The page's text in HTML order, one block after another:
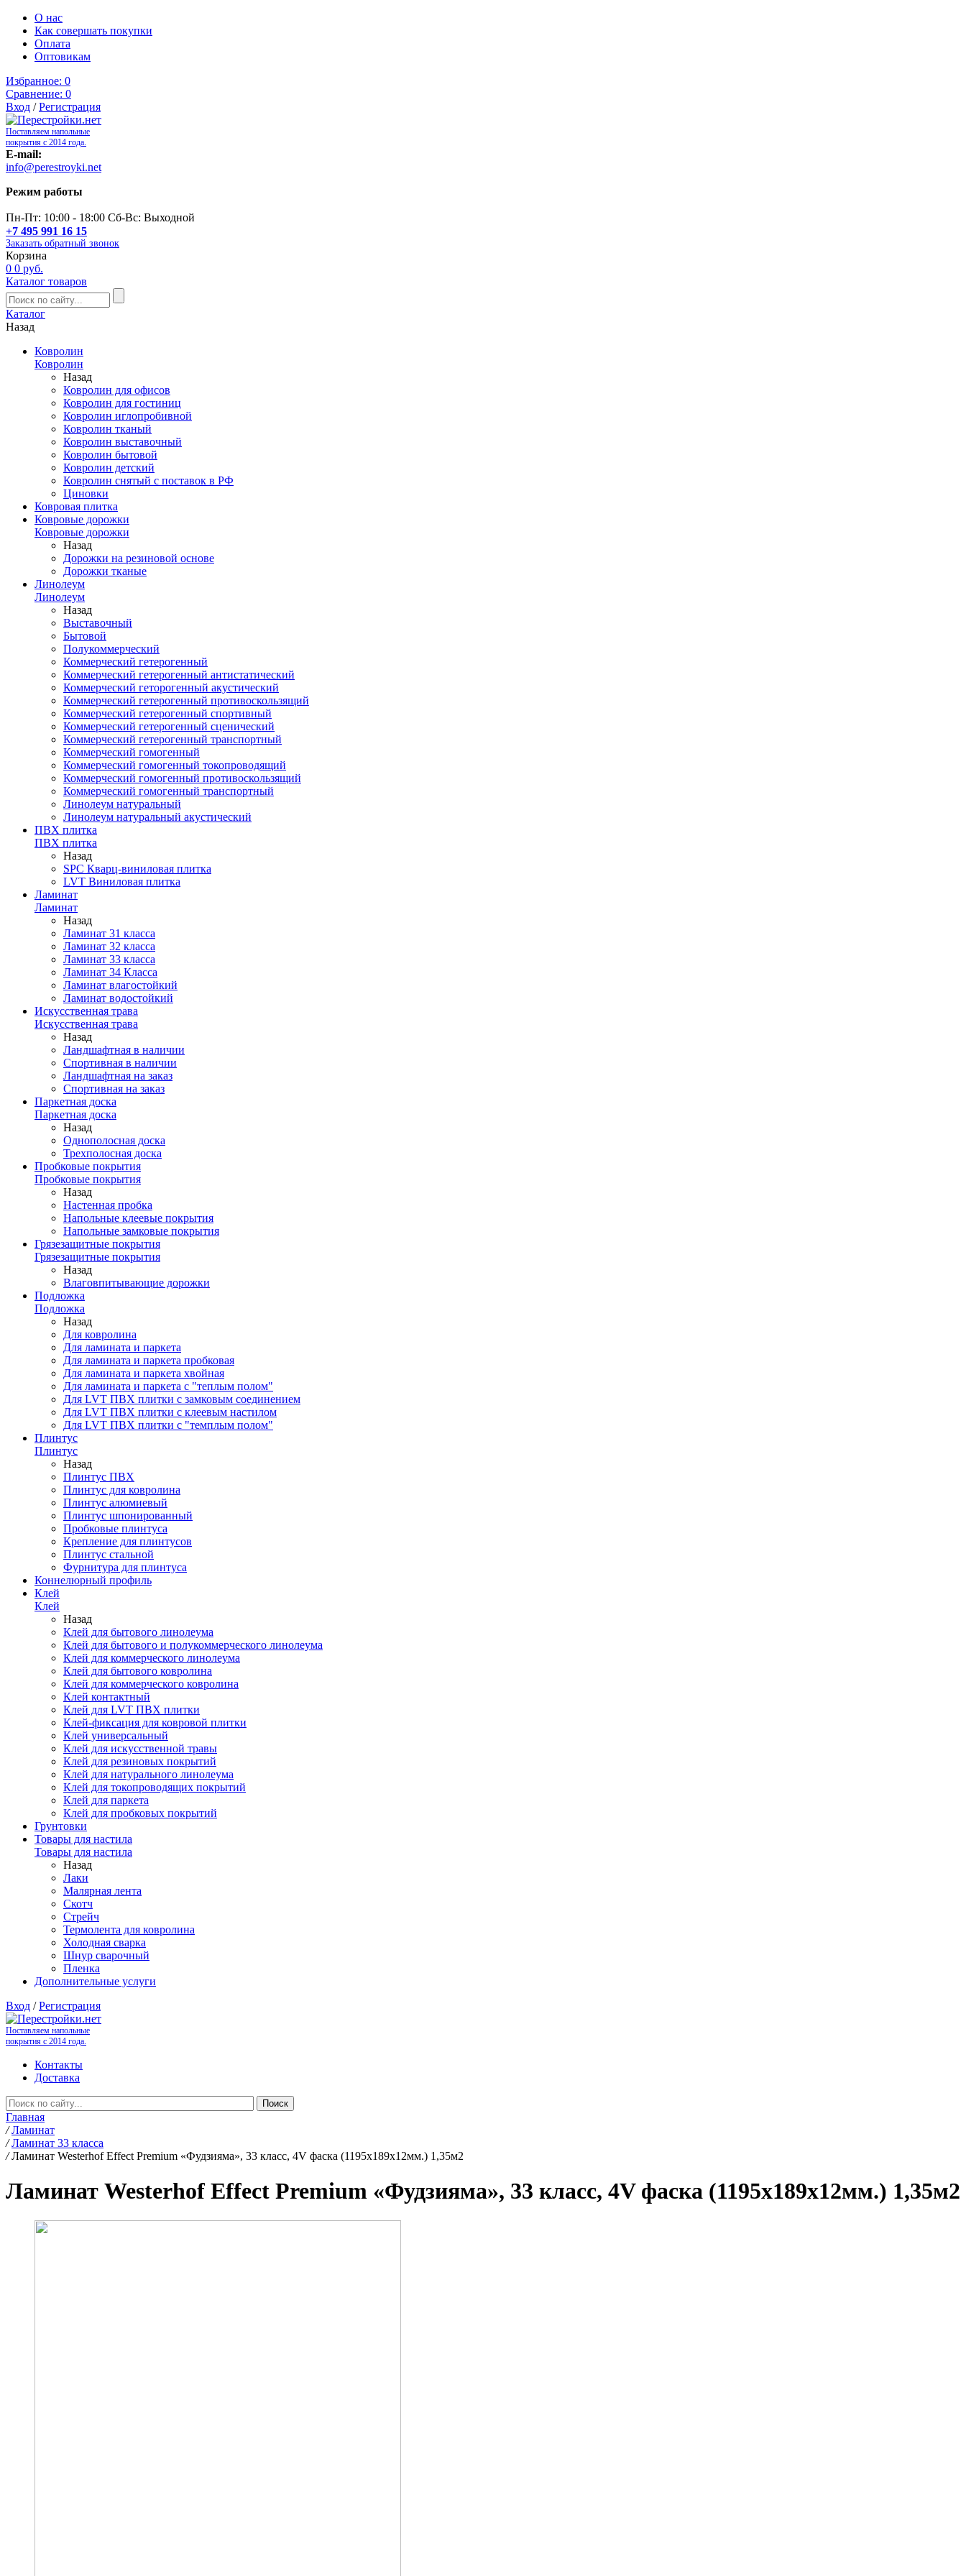
О нас
Как совершать покупки
Оплата
Оптовикам
Избранное: 0
Сравнение: 0
Вход /Регистрация
Поставляем напольные
покрытия с 2014 года.
E-mail:
info@perestroyki.net
Режим работы
Пн-Пт: 10:00 - 18:00 Сб-Вс: Выходной
+7 495 991 16 15
Заказать обратный звонок
Корзина
0 0 руб.
Каталог товаров
Каталог
Назад
Ковролин
Ковролин
Назад
Ковролин для офисов
Ковролин для гостиниц
Ковролин иглопробивной
Ковролин тканый
Ковролин выставочный
Ковролин бытовой
Ковролин детский
Ковролин снятый с поставок в РФ
Циновки
Ковровая плитка
Ковровые дорожки
Ковровые дорожки
Назад
Дорожки на резиновой основе
Дорожки тканые
Линолеум
Линолеум
Назад
Выставочный
Бытовой
Полукоммерческий
Коммерческий гетерогенный
Коммерческий гетерогенный антистатический
Коммерческий геторогенный акустический
Коммерческий гетерогенный противоскользящий
Коммерческий гетерогенный спортивный
Коммерческий гетерогенный сценический
Коммерческий гетерогенный транспортный
Коммерческий гомогенный
Коммерческий гомогенный токопроводящий
Коммерческий гомогенный противоскользящий
Коммерческий гомогенный транспортный
Линолеум натуральный
Линолеум натуральный акустический
ПВХ плитка
ПВХ плитка
Назад
SPC Кварц-виниловая плитка
LVT Виниловая плитка
Ламинат
Ламинат
Назад
Ламинат 31 класса
Ламинат 32 класса
Ламинат 33 класса
Ламинат 34 Класса
Ламинат влагостойкий
Ламинат водостойкий
Искусственная трава
Искусственная трава
Назад
Ландшафтная в наличии
Спортивная в наличии
Ландшафтная на заказ
Спортивная на заказ
Паркетная доска
Паркетная доска
Назад
Однополосная доска
Трехполосная доска
Пробковые покрытия
Пробковые покрытия
Назад
Настенная пробка
Напольные клеевые покрытия
Напольные замковые покрытия
Грязезащитные покрытия
Грязезащитные покрытия
Назад
Влаговпитывающие дорожки
Подложка
Подложка
Назад
Для ковролина
Для ламината и паркета
Для ламината и паркета пробковая
Для ламината и паркета хвойная
Для ламината и паркета с "теплым полом"
Для LVT ПВХ плитки с замковым соединением
Для LVT ПВХ плитки с клеевым настилом
Для LVT ПВХ плитки с "темплым полом"
Плинтус
Плинтус
Назад
Плинтус ПВХ
Плинтус для ковролина
Плинтус алюмиевый
Плинтус шпонированный
Пробковые плинтуса
Крепление для плинтусов
Плинтус стальной
Фурнитура для плинтуса
Коннелюрный профиль
Клей
Клей
Назад
Клей для бытового линолеума
Клей для бытового и полукоммерческого линолеума
Клей для коммерческого линолеума
Клей для бытового ковролина
Клей для коммерческого ковролина
Клей контактный
Клей для LVT ПВХ плитки
Клей-фиксация для ковровой плитки
Клей универсальный
Клей для искусственной травы
Клей для резиновых покрытий
Клей для натурального линолеума
Клей для токопроводящих покрытий
Клей для паркета
Клей для пробковых покрытий
Грунтовки
Товары для настила
Товары для настила
Назад
Лаки
Малярная лента
Скотч
Стрейч
Термолента для ковролина
Холодная сварка
Шнур сварочный
Пленка
Дополнительные услуги
Вход /Регистрация
Поставляем напольные
покрытия с 2014 года.
Контакты
Доставка
Главная
/ Ламинат
/ Ламинат 33 класса
/ Ламинат Westerhof Effect Premium «Фудзияма», 33 класс, 4V фаска (1195х189х12мм.) 1,35м2
Ламинат Westerhof Effect Premium «Фудзияма», 33 класс, 4V фаска (1195х189х12мм.) 1,35м2